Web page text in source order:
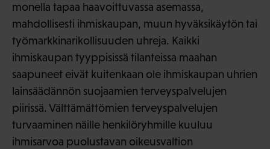
monella tapaa haavoittuvassa asemassa,
mahdollisesti ihmiskaupan, muun hyväksikäytön tai
työmarkkinarikollisuuden uhreja. Kaikki
ihmiskaupan tyyppisissä tilanteissa maahan
saapuneet eivät kuitenkaan ole ihmiskaupan uhrien
lainsäädännön suojaamien terveyspalvelujen
piirissä. Välttämättömien terveyspalvelujen
turvaaminen näille henkilöryhmille kuuluu
ihmisarvoa puolustavan oikeusvaltion